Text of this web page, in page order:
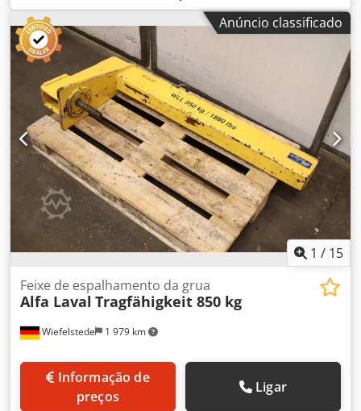
densidade máxima de sedimentos: 1.499 kg/m³, densidade
máxima do líquido de operação: 1.000 kg/m³. Temperatura
de processo de 0 a 100°C. Velocidade máxima da cuba:
9.600 rpm. Unidade acionada por motor de 3,7 kW. Inclui
painel de controle. Montado em base móvel comum de aço
inoxidável. Dkjdpfjzcwptox Af Ter
Anúncio classificado
1 / 15
Wiefelstede 1 979 km
Feixe de espalhamento da grua
Alfa Laval Tragfähigkeit 850 kg
preços
Ligar